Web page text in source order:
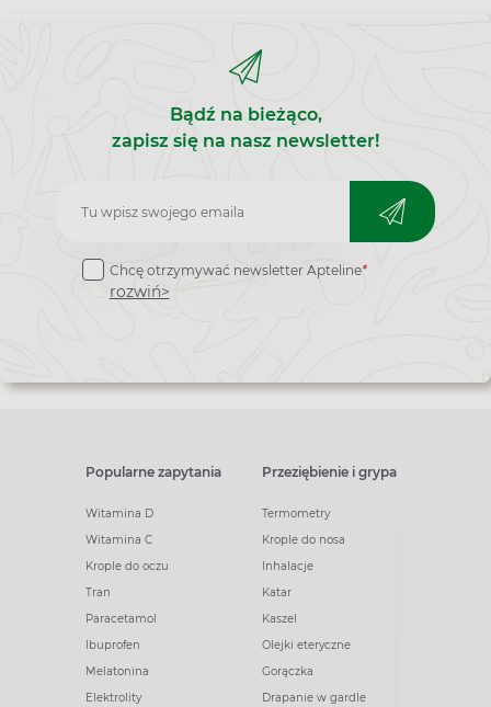
Bądź na bieżąco,
zapisz się na nasz newsletter!
Zapisz
do
newslettera
Chcę otrzymywać newsletter Apteline*
rozwiń>
Popularne zapytania
Witamina D
Witamina C
Krople do oczu
Tran
Paracetamol
Ibuprofen
Melatonina
Elektrolity
Przeziębienie i grypa
Termometry
Krople do nosa
Inhalacje
Katar
Kaszel
Olejki eteryczne
Gorączka
Drapanie w gardle